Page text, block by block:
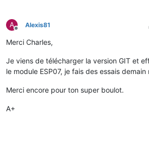
A
Offline
Alexis81
Merci Charles,
Je viens de télécharger la version GIT et
le module ESP07, je fais des essais demain
Merci encore pour ton super boulot.
A+